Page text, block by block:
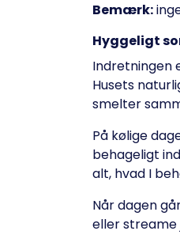
Bemærk:
Hyggeligt
Indretningen
Husets
smelter
På kølige
behageligt
alt, hvad I
Når dagen
eller streame